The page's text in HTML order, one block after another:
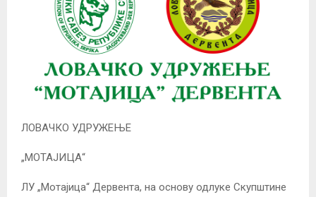
ЛОВАЧКО УДРУЖЕЊЕ
„МОТАЈИЦА“
ЛУ „Мотајица“ Дервента, на основу одлуке Скупштине